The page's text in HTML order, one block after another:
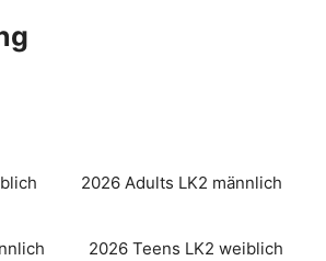
2026 Adults LK2 männlich
2026 Teens LK2 weiblich